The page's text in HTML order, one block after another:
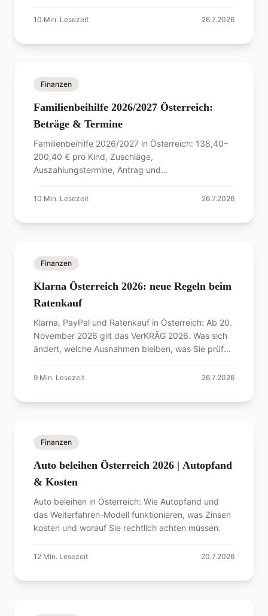
10 Min. Lesezeit 26.7.2026
Finanzen
Familienbeihilfe 2026/2027 Österreich:
Beträge & Termine
Familienbeihilfe 2026/2027 in Österreich: 138,40–
200,40 € pro Kind, Zuschläge,
Auszahlungstermine, Antrag und
10 Min. Lesezeit 26.7.2026
Finanzen
Klarna Österreich 2026: neue Regeln beim
Ratenkauf
Klarna, PayPal und Ratenkauf in Österreich: Ab 20.
November 2026 gilt das VerKRÄG 2026. Was sich
ändert, welche Ausnahmen bleiben, was Sie prüfen
9 Min. Lesezeit 26.7.2026
Finanzen
Auto beleihen Österreich 2026 | Autopfand
& Kosten
Auto beleihen in Österreich: Wie Autopfand und
das Weiterfahren-Modell funktionieren, was Zinsen
kosten und worauf Sie rechtlich achten müssen.
12 Min. Lesezeit 20.7.2026